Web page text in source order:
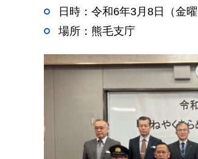
日時：令和6年3月8日（金
場所：熊毛支庁